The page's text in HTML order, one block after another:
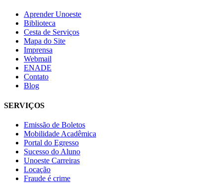
Aprender Unoeste
Biblioteca
Cesta de Serviços
Mapa do Site
Imprensa
Webmail
ENADE
Contato
Blog
SERVIÇOS
Emissão de Boletos
Mobilidade Acadêmica
Portal do Egresso
Sucesso do Aluno
Unoeste Carreiras
Locação
Fraude é crime